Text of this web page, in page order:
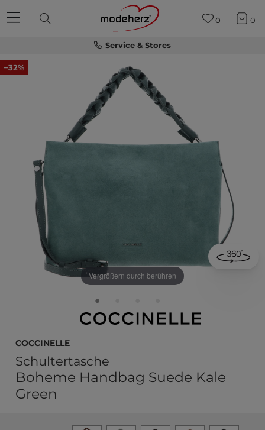
Service & Stores
0 0
−32%
Vergrößern durch berühren
COCCINELLE
Schultertasche
Boheme Handbag Suede Kale
Green